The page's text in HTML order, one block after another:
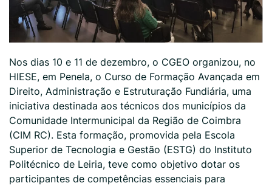
Nos dias 10 e 11 de dezembro, o CGEO organizou, no
HIESE, em Penela, o Curso de Formação Avançada em
Direito, Administração e Estruturação Fundiária, uma
iniciativa destinada aos técnicos dos municípios da
Comunidade Intermunicipal da Região de Coimbra
(CIM RC). Esta formação, promovida pela Escola
Superior de Tecnologia e Gestão (ESTG) do Instituto
Politécnico de Leiria, teve como objetivo dotar os
participantes de competências essenciais para